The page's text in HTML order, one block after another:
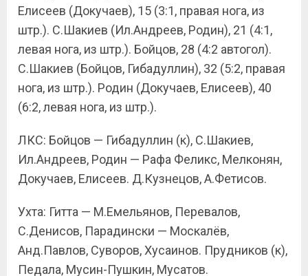
Елисеев (Докучаев), 15 (3:1, правая нога, из
штр.). С.Шакиев (Ил.Андреев, Родин), 21 (4:1,
левая нога, из штр.). Бойцов, 28 (4:2 автогол).
С.Шакиев (Бойцов, Гибадуллин), 32 (5:2, правая
нога, из штр.). Родин (Докучаев, Елисеев), 40
(6:2, левая нога, из штр.).
ЛКС: Бойцов — Гибадуллин (к), С.Шакиев,
Ил.Андреев, Родин — Рафа Феликс, Мелконян,
Докучаев, Елисеев. Д.Кузнецов, А.Фетисов.
Ухта: Гитта — М.Емельянов, Перевалов,
С.Денисов, Парадински — Москалёв,
Анд.Павлов, Суворов, Хусаинов. Прудников (к),
Педала, Мусин-Пушкин, Мусатов.